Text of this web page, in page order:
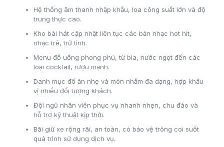
Hệ thống âm thanh nhập khẩu, loa công suất lớn và độ
trung thực cao.
Kho bài hát cập nhật liên tục các bản nhạc hot hit,
nhạc trẻ, trữ tình.
Menu đồ uống phong phú, từ bia, nước ngọt đến các
loại cocktail, rượu mạnh.
Danh mục đồ ăn nhẹ và món nhắm đa dạng, hợp khẩu
vị nhiều đối tượng khách.
Đội ngũ nhân viên phục vụ nhanh nhẹn, chu đáo và
hỗ trợ kỹ thuật kịp thời.
Bãi giữ xe rộng rãi, an toàn, có bảo vệ trông coi suốt
quá trình sử dụng dịch vụ.